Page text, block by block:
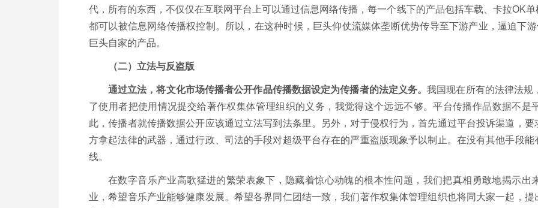
代，所有的东西，不仅仅在互联网平台上可以通过信息网络传播，每一个线下的产品包括车载、卡拉OK
都可以被信息网络传播权控制。所以，在这种时候，巨头仰仗流媒体垄断优势传导至下游产业，逼迫下
巨头自家的产品。
（二）立法与反盗版
通过立法，将文化市场传播者公开作品传播数据设定为传播者的法定义务。我国现在所有的法律法规
了使用者把使用情况提交给著作权集体管理组织的义务，我觉得这个远远不够。平台传播作品数据不是
此，传播者就传播数据公开应该通过立法写到法条里。另外，对于侵权行为，首先通过平台投诉渠道，
方拿起法律的武器，通过行政、司法的手段对超级平台存在的严重盗版现象予以制止。在没有其他手段
线。
在数字音乐产业高歌猛进的繁荣表象下，隐藏着惊心动魄的根本性问题，我们把真相勇敢地揭示出
业，希望音乐产业能够健康发展。希望各界同仁团结一致，我们著作权集体管理组织也将同大家一起，